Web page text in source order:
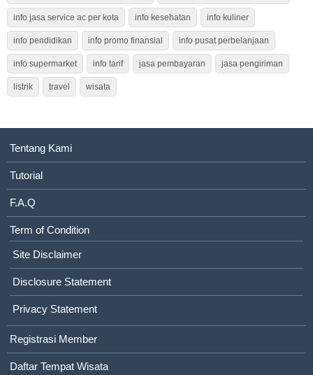
info jasa service ac per kota info kesehatan info kuliner
info pendidikan info promo finansial info pusat perbelanjaan
info supermarket info tarif jasa pembayaran jasa pengiriman
listrik travel wisata
Tentang Kami
Tutorial
F.A.Q
Term of Condition
Site Disclaimer
Disclosure Statement
Privacy Statement
Registrasi Member
Daftar Tempat Wisata